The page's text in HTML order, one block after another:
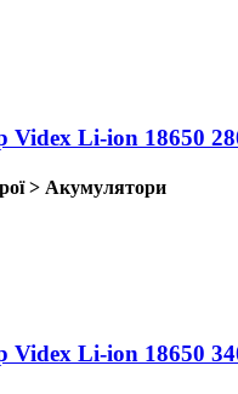
Videx Li-ion 18650
> Акумулятори
Videx Li-ion 18650